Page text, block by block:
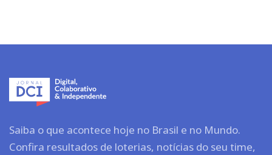
Saiba o que acontece hoje no Brasil e no Mundo.
Confira resultados de loterias, notícias do seu time,